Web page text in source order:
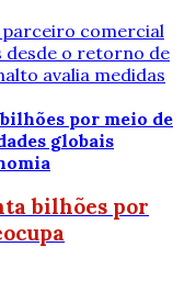
comercial
o retorno de
avalia medidas
bilhões por